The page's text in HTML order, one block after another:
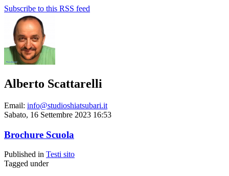
Subscribe to this RSS feed
Alberto Scattarelli
Email: info@studioshiatsubari.it
Sabato, 16 Settembre 2023 16:53
Brochure Scuola
Published in Testi sito
Tagged under